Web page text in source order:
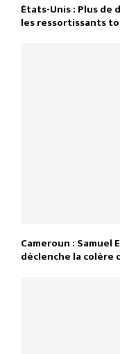
États-Unis : Plus de
les ressortissants
Cameroun : Samuel
déclenche la